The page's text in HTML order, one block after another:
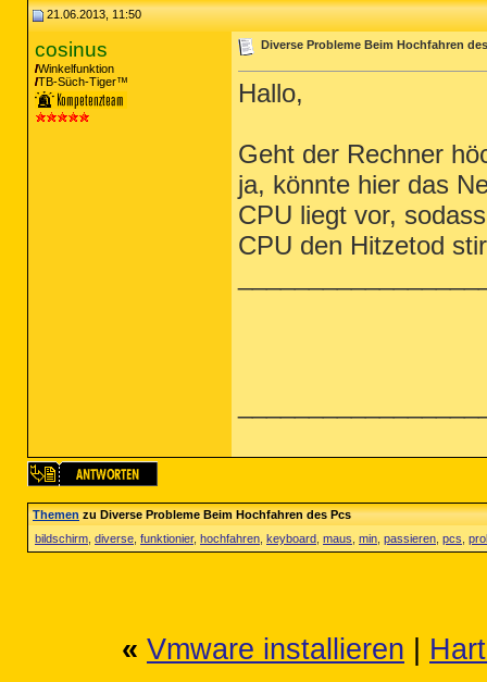
21.06.2013, 11:50
cosinus
Winkelfunktion
TB-Süch-Tiger™
Diverse Probleme Beim Hochfahren
Hallo,
Geht der Rechner
ja, könnte hier das
CPU liegt vor,
CPU den Hitzetod
Themenzu Diverse Probleme Beim Hochfahren des Pcs
bildschirm diverse funktionier, hochfahren keyboard maus min passieren pcs
« Vmware installieren